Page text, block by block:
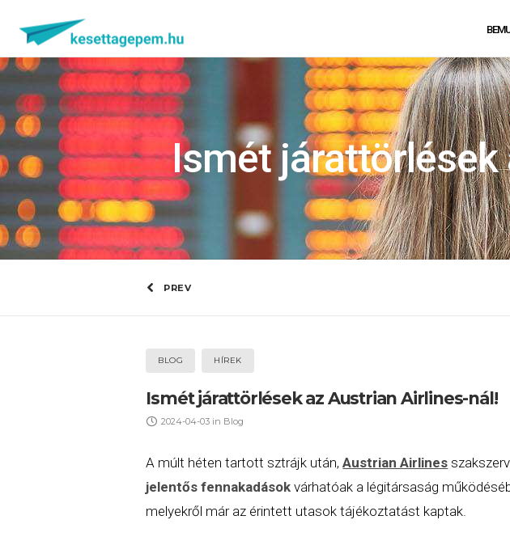
Ismét járattörlések
PREV
BLOG HÍREK
Ismét járattörlések az Austrian Airlines-nál!
2024-04-03 in Blog
A múlt héten tartott sztrájk után,Austrian Airlines
jelentős fennakadások várhatóak a légitársaság
melyekről már az érintett utasok tájékoztatást kaptak.